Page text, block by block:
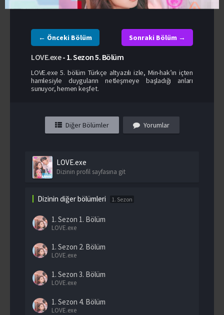
← Önceki Bölüm Sonraki Bölüm →
LOVE.exe- 1. Sezon5. Bölüm
LOVE.exe 5. bölüm Türkçe altyazılı izle, Min-hak’ın içten
hamlesiyle duyguların netleşmeye başladığı anları
sunuyor, hemen keşfet.
Diğer Bölümler Yorumlar
LOVE.exe
Dizinin profil sayfasına git
Dizinin diğer bölümleri 1. Sezon
1. Sezon 1. Bölüm
LOVE.exe
1. Sezon 2. Bölüm
LOVE.exe
1. Sezon 3. Bölüm
LOVE.exe
1. Sezon 4. Bölüm
LOVE.exe